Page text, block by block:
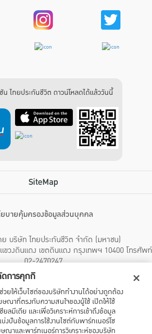
น ไทยประกันชีวิต ดาวน์โหลดได้แล้ววันนี้
SiteMap
ยบายคุ้มครองข้อมูลส่วนบุคคล
ย บริษัท ไทยประกันชีวิต จำกัด (มหาชน)
วงดินแดง เขตดินแดง กรุงเทพฯ 10400 โทรศัพท์
02-2470247
ว่า บรรดาข้อความ ภาพ เสียง เนื้อหา ชื่อ ชื่อทางการค้า ส่วนประกอบใดๆ
รื่องหมายการค้า เครื่องหมาย บริการ ลิขสิทธิ์ สิทธิบัตร ความรู้ต่างๆ ที่
เป็นงานอันได้รับความคุ้มครองตามกฎหมายทรัพย์สินทางปัญญาของไทย
ทฯ แต่เพียงผู้เดียว หากบุคคลใดลอกเลียน ปลอมแปลง ทำซ้ำ ดัดแปลง
ย มีไว้ให้เช่า หรือกระทำการใดๆ ในลักษณะที่เป็นการแสวงหาประโยชน์
บ ไม่ว่าโดยประการใดๆ จากทรัพย์สินทางปัญญาดังกล่าวข้างต้น โดยไม่ได้
ดการคุกกี้
ยให้เว็บไซต์ของบริษัททำงานได้อย่างถูกต้อง
ษณาที่ตรงกับความสนใจของผู้ใช้ เปิดให้ใช้
ลมีเดีย และเพื่อวิเคราะห์การเข้าถึงข้อมูล
งปันข้อมูลการใช้งานไซต์กับพาร์ทเนอร์โซ
ณาและพาร์ทเนอร์การวิเคราะห์ของบริษัท